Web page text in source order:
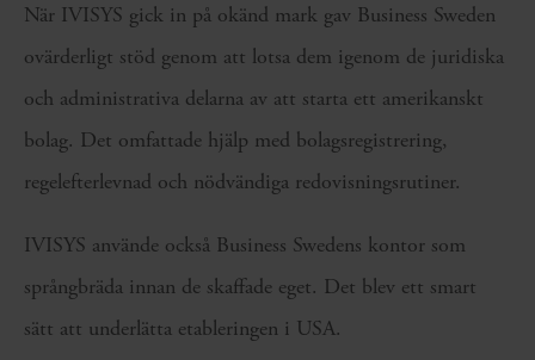
När IVISYS gick in på okänd mark gav Business Sweden
ovärderligt stöd genom att lotsa dem igenom de juridiska
och administrativa delarna av att starta ett amerikanskt
bolag. Det omfattade hjälp med bolagsregistrering,
regelefterlevnad och nödvändiga redovisningsrutiner.
IVISYS använde också Business Swedens kontor som
språngbräda innan de skaffade eget. Det blev ett smart
sätt att underlätta etableringen i USA.